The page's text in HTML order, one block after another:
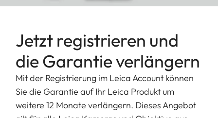
Jetzt registrieren und
die Garantie verlängern
Mit der Registrierung im Leica Account können
Sie die Garantie auf Ihr Leica Produkt um
weitere 12 Monate verlängern. Dieses Angebot